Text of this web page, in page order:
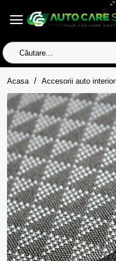
Căutare...
Acasa homeAccesorii auto interior